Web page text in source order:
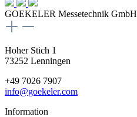
GOEKELER Messetechnik GmbH
Hoher Stich 1
73252 Lenningen
+49 7026 7907
info@goekeler.com
Information